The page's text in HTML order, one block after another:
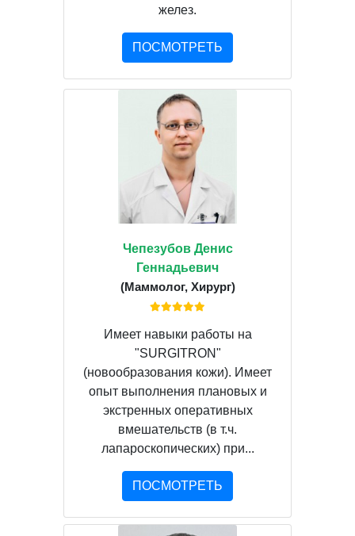
желез.
ПОСМОТРЕТЬ
Чепезубов Денис
Геннадьевич
(Маммолог, Хирург)
Имеет навыки работы на
"SURGITRON"
(новообразования кожи). Имеет
опыт выполнения плановых и
экстренных оперативных
вмешательств (в т.ч.
лапароскопических) при...
ПОСМОТРЕТЬ